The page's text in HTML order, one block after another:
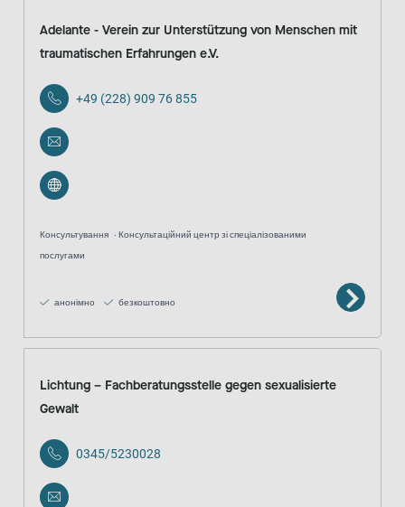
Adelante - Verein zur Unterstützung von Menschen mit
traumatischen Erfahrungen e.V.
+49 (228) 909 76 855
Консультування
Консультаційний центр зі спеціалізованими
послугами
анонімно безкоштовно
Lichtung – Fachberatungsstelle gegen sexualisierte
Gewalt
0345/5230028